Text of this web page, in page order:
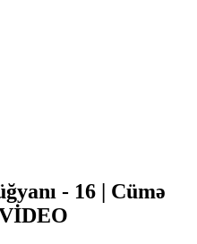
- 16 | Cümə